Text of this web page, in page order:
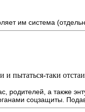
им система
пытаться-таки
а также
соцзащиты.